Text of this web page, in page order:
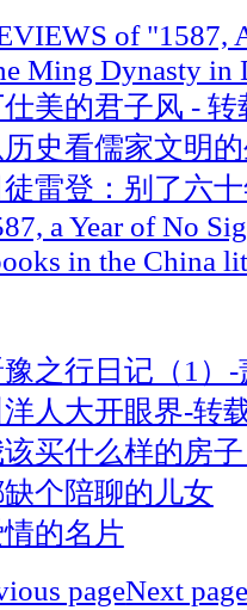
of "1587,
Ming Dynasty in
美的君子风 - 转
历史看儒家文明
雷登：别了六
a Year of No
in the China
之行日记（1）-
人大开眼界-转
买什么样的房
个陪聊的儿女
的名片
pageNext